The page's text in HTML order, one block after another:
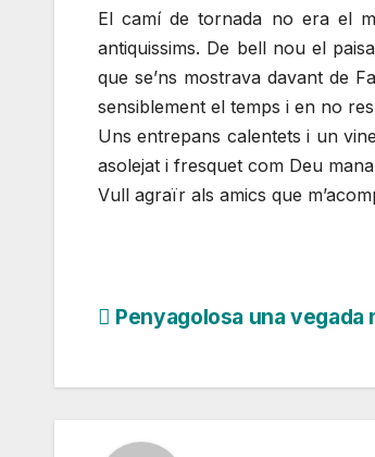
El camí de tornada no era el
antiquissims. De bell nou el
que se’ns mostrava davant de
sensiblement el temps i en no
Uns entrepans calentets i un
asolejat i fresquet com Deu
Vull agraïr als amics que
Navegación
Penyagolosa una vegada